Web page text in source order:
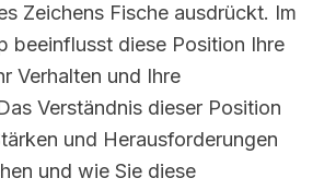
Zeichens Fische ausdrückt. Im
beeinflusst diese Position Ihre
Verhalten und Ihre
Verständnis dieser Position
und Herausforderungen
und wie Sie diese